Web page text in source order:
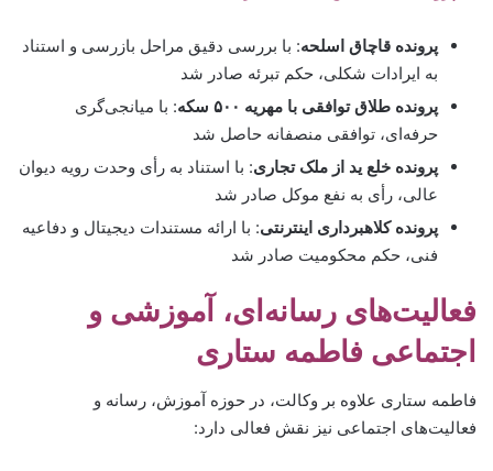
پرونده قاچاق اسلحه: با بررسی دقیق مراحل بازرسی و استناد
به ایرادات شکلی، حکم تبرئه صادر شد
پرونده طلاق توافقی با مهریه ۵۰۰ سکه
: با میانجی‌گری
حرفه‌ای، توافقی منصفانه حاصل شد
پرونده خلع ید از ملک تجاری: با استناد به رأی وحدت رویه دیوان
عالی، رأی به نفع موکل صادر شد
پرونده کلاهبرداری اینترنتی: با ارائه مستندات دیجیتال و دفاعیه
فنی، حکم محکومیت صادر شد
فعالیت‌های رسانه‌ای، آموزشی و
اجتماعی فاطمه ستاری
فاطمه ستاری علاوه بر وکالت، در حوزه آموزش، رسانه و
فعالیت‌های اجتماعی نیز نقش فعالی دارد: